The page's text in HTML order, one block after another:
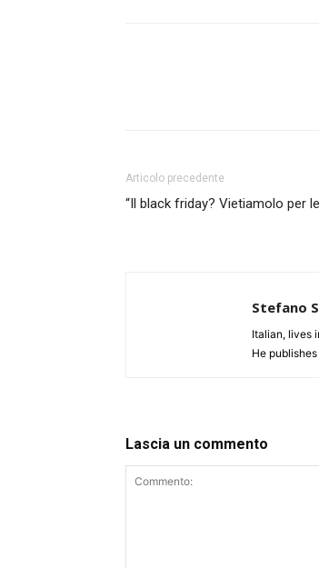
Articolo precedente
“Il black friday? Vietiamolo per
Stefano
Italian, lives
He
Lascia un commento